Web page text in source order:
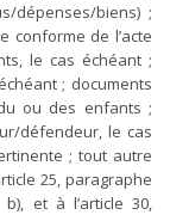
dépenses/biens) ;
conforme de l’acte
le cas échéant ;
; documents
ou des enfants ;
défendeur, le cas
; tout autre
25, paragraphe
et à l’article 30,